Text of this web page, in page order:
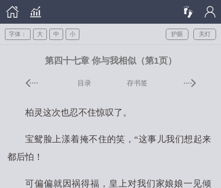
关灯
护眼
字体： 大 中 小
第四十七章 你与我相似（第1页）
目录 存书签
柏灵这次也忍不住惊叹了。
宝鸳脸上漾着掩不住的笑，“这事儿我们想起来
都后怕！
可偏偏就因祸得福，皇上对我们家娘娘一见倾